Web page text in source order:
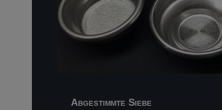
Abgestimmte Siebe